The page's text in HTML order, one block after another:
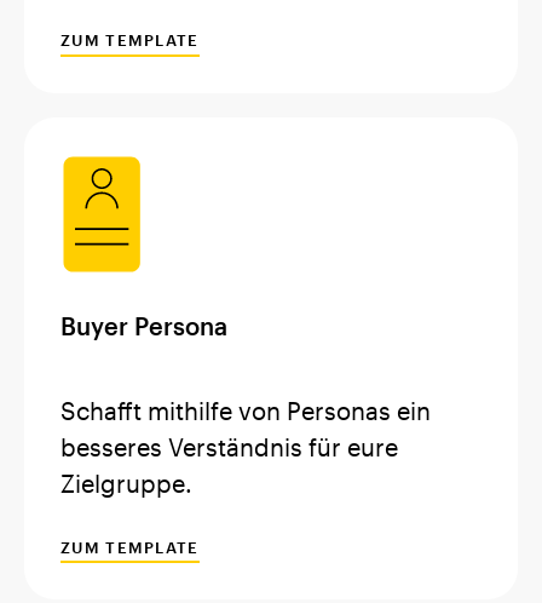
ZUM TEMPLATE
Buyer Persona
Schafft mithilfe von Personas ein
besseres Verständnis für eure
Zielgruppe.
ZUM TEMPLATE